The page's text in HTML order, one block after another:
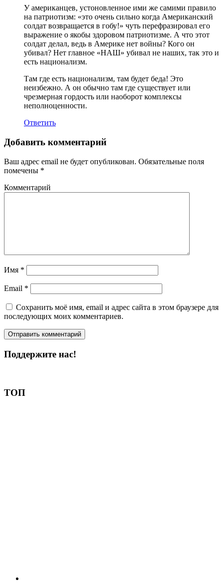
У американцев, устоновленное ими же самими правило
на патриотизм: «это очень сильно когда Американский
солдат возвращается в гобу!» чуть перефразировал его
выражение о якобы здоровом патриотизме. А что этот
солдат делал, ведь в Америке нет войны? Кого он
убивал? Нет главное «НАШ» убивал не наших, так это и
есть национализм.
Там где есть национализм, там будет беда! Это
неизбежно. А он обычно там где существует или
чрезмерная гордость или наоборот комплексы
неполноценности.
Ответить
Добавить комментарий
Ваш адрес email не будет опубликован. Обязательные поля
помечены *
Комментарий
Имя *
Email *
Сохранить моё имя, email и адрес сайта в этом браузере для
последующих моих комментариев.
Поддержите нас!
ТОП